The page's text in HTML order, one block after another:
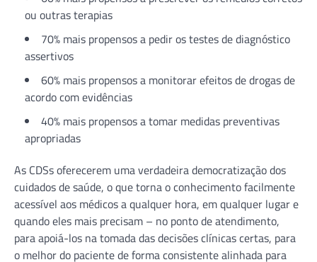
ou outras terapias
70% mais propensos a pedir os testes de diagnóstico
assertivos
60% mais propensos a monitorar efeitos de drogas de
acordo com evidências
40% mais propensos a tomar medidas preventivas
apropriadas
As CDSs oferecerem uma verdadeira democratização dos
cuidados de saúde, o que torna o conhecimento facilmente
acessível aos médicos a qualquer hora, em qualquer lugar e
quando eles mais precisam – no ponto de atendimento,
para apoiá-los na tomada das decisões clínicas certas, para
o melhor do paciente de forma consistente alinhada para